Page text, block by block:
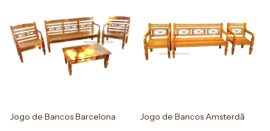
Jogo de Bancos Barcelona Jogo de Bancos Amsterdã